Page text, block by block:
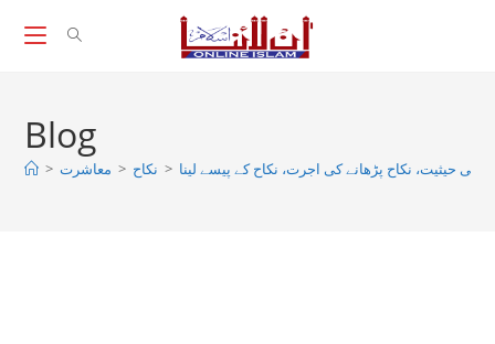
Blog
> معاشرت > نکاح > حیثیت، نکاح پڑھانے کی اجرت، نکاح کے پیسے لینا